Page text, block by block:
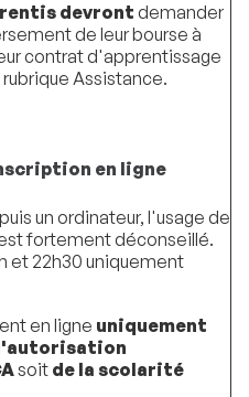
devrontdemander
de leur bourse à
contrat d'apprentissage
Assistance.
en ligne
un ordinateur, l'usage de
fortement déconseillé.
et 22h30 uniquement
en ligne uniquement
soit de la scolarité